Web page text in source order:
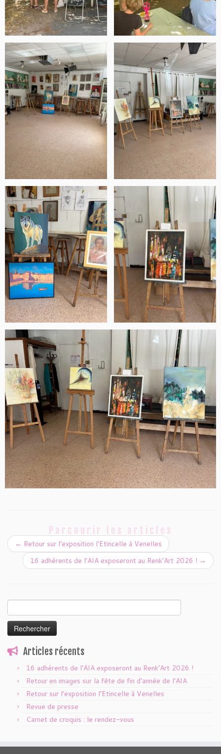
Parcourir les articles
← Retour sur l’exposition l’Etincelle à Venelles
16 adhérents de l’AIA exposeront au Renk’Art 2026 ! →
Articles récents
16 adhérents de l’AIA exposeront au Renk’Art 2026 !
Retour en images sur la fête de fin d’année de l’AIA
Retour sur l’exposition l’Etincelle à Venelles
Revue de presse
Carnet de croquis : le rendez-vous